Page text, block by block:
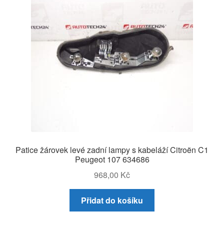
Patice žárovek levé zadní lampy s kabeláží Citroën C1
Peugeot 107 634686
968,00 Kč
Přidat do košíku